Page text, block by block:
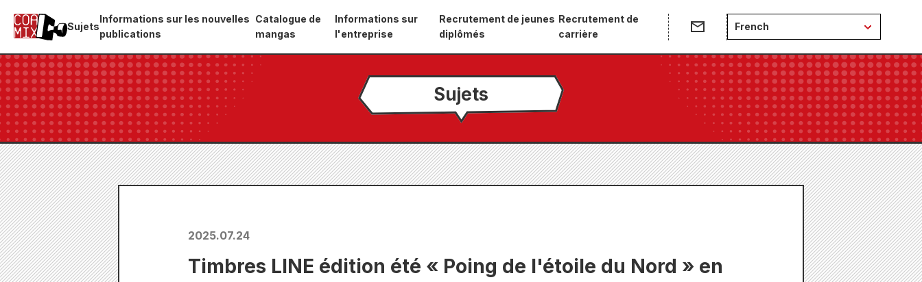
Sujets
Informations sur les nouvelles
publications
Catalogue de
mangas
Informations sur
l'entreprise
Recrutement de jeunes
diplômés
Recrutement de
carrière
French
Sujets
2025.07.24
Timbres LINE édition été « Poing de l'étoile du Nord » en